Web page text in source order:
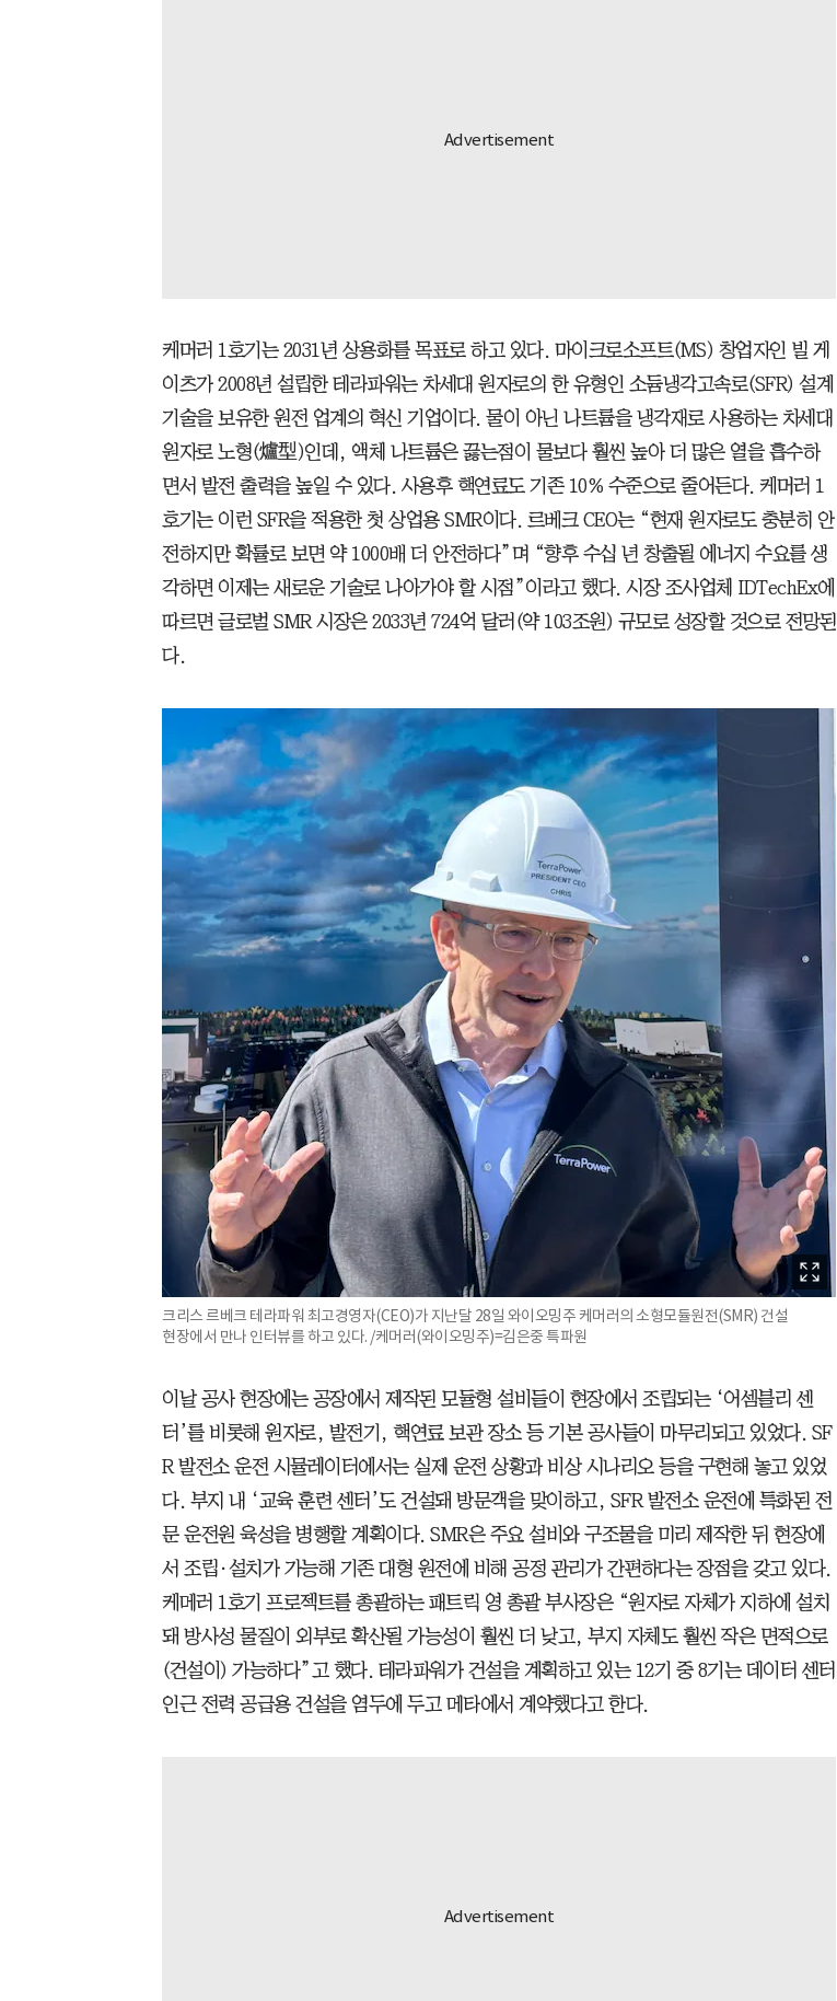
케머러 1호기는 2031년 상용화를 목표로 하고 있다. 마이크로소프트(MS) 창업자인 빌 게
이츠가 2008년 설립한 테라파워는 차세대 원자로의 한 유형인 소듐냉각고속로(SFR) 설계
기술을 보유한 원전 업계의 혁신 기업이다. 물이 아닌 나트륨을 냉각재로 사용하는 차세대
원자로 노형(爐型)인데, 액체 나트륨은 끓는점이 물보다 훨씬 높아 더 많은 열을 흡수하
면서 발전 출력을 높일 수 있다. 사용후 핵연료도 기존 10% 수준으로 줄어든다. 케머러 1
호기는 이런 SFR을 적용한 첫 상업용 SMR이다. 르베크 CEO는 “현재 원자로도 충분히 안
전하지만 확률로 보면 약 1000배 더 안전하다”며 “향후 수십 년 창출될 에너지 수요를 생
각하면 이제는 새로운 기술로 나아가야 할 시점”이라고 했다. 시장 조사업체 IDTechEx에
따르면 글로벌 SMR 시장은 2033년 724억 달러(약 103조원) 규모로 성장할 것으로 전망된
다.
크리스 르베크 테라파워 최고경영자(CEO)가 지난달 28일 와이오밍주 케머러의 소형모듈원전(SMR) 건설
현장에서 만나 인터뷰를 하고 있다. /케머러(와이오밍주)=김은중 특파원
이날 공사 현장에는 공장에서 제작된 모듈형 설비들이 현장에서 조립되는 ‘어셈블리 센
터’를 비롯해 원자로, 발전기, 핵연료 보관 장소 등 기본 공사들이 마무리되고 있었다. SF
R 발전소 운전 시뮬레이터에서는 실제 운전 상황과 비상 시나리오 등을 구현해 놓고 있었
다. 부지 내 ‘교육 훈련 센터’도 건설돼 방문객을 맞이하고, SFR 발전소 운전에 특화된 전
문 운전원 육성을 병행할 계획이다. SMR은 주요 설비와 구조물을 미리 제작한 뒤 현장에
서 조립·설치가 가능해 기존 대형 원전에 비해 공정 관리가 간편하다는 장점을 갖고 있다.
케메러 1호기 프로젝트를 총괄하는 패트릭 영 총괄 부사장은 “원자로 자체가 지하에 설치
돼 방사성 물질이 외부로 확산될 가능성이 훨씬 더 낮고, 부지 자체도 훨씬 작은 면적으로
(건설이) 가능하다”고 했다. 테라파워가 건설을 계획하고 있는 12기 중 8기는 데이터 센터
인근 전력 공급용 건설을 염두에 두고 메타에서 계약했다고 한다.